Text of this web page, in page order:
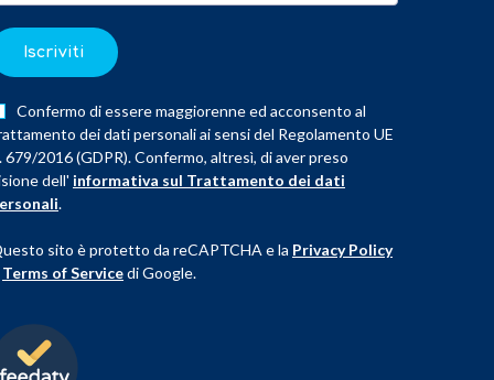
Iscriviti
Confermo di essere maggiorenne ed acconsento al
dei dati personali ai sensi del Regolamento UE
679/2016 (GDPR). Confermo, altresì, di aver preso
dell' informativa sul Trattamento dei dati
.
sito è protetto da reCAPTCHA e la Privacy Policy
Terms of Servicedi Google.